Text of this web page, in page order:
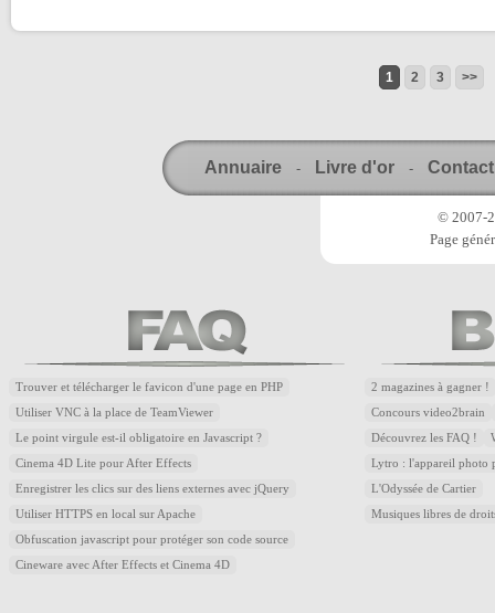
1 2 3 >>
Annuaire - Livre d'or - Contact
© 2007-
Page
Trouver et télécharger le favicon d'une page en PHP
Utiliser VNC à la place de TeamViewer
Le point virgule est-il obligatoire en Javascript ?
Cinema 4D Lite pour After Effects
Enregistrer les clics sur des liens externes avec jQuery
Utiliser HTTPS en local sur Apache
Obfuscation javascript pour protéger son code source
Cineware avec After Effects et Cinema 4D
2 magazines à gagner !
Concours video2brain
Découvrez les FAQ !
Lytro : l'appareil photo
L'Odyssée de Cartier
Musiques libres de